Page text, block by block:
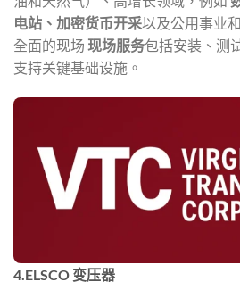
电站、加密货币开采以及公用事业
全面的现场 现场服务包括安装、测
支持关键基础设施。
4.ELSCO 变压器